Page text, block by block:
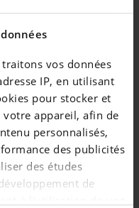
traitons vos données
IP, en utilisant
pour stocker et
appareil, afin de
personnalisés,
des publicités
des études
de
à l'utilisation de vos
zijn op 140
jaar garantie (of langer
Touring Wegenhulp -
Decaigny-Degroote
testrit mogelijk om
krijgt het officieel
opgeleide
en perfecte service.
Bedankt voor
Decaigny-Degroote